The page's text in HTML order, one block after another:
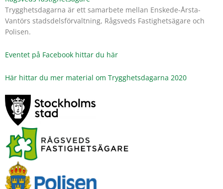
Trygghetsdagarna är ett samarbete mellan Enskede-Årsta-
Vantörs stadsdelsförvaltning, Rågsveds Fastighetsägare och
Polisen.
Eventet på Facebook hittar du här
Här hittar du mer material om Trygghetsdagarna 2020